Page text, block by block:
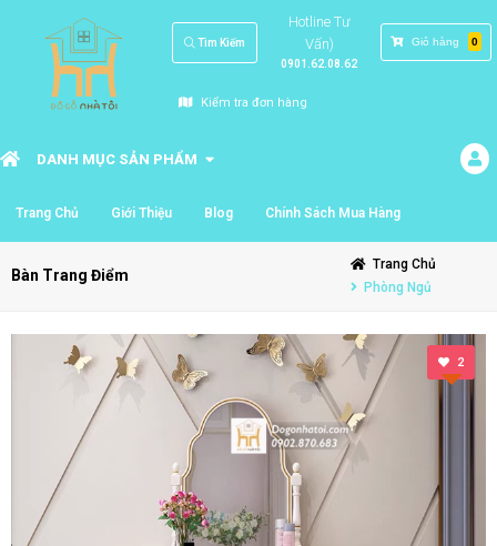
Tìm Kiếm
Hotline Tư
Vấn)
0901.62.08.62
Giỏ hàng 0
Kiểm tra đơn hàng
DANH MỤC SẢN PHẨM
Trang Chủ Giới Thiệu Blog Chính Sách Mua Hàng
Bàn Trang Điểm
Trang Chủ
Phòng Ngủ
2